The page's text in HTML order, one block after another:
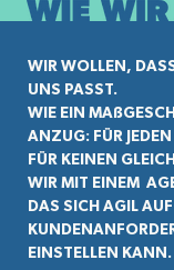
WIR WOLLEN,
UNS PASST.
WIE EIN
ANZUG: FÜR
FÜR KEINEN
WIR MIT EINEM
DAS SICH AGIL
EINSTELLEN KANN.